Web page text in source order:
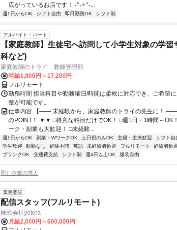
広がっているお店です！ ˖°˖✧°˖...
週1日からOK シフト自由 即日勤務OK シフト制
アルバイト・パート
【家庭教師】生徒宅へ訪問して小学生対象の学
科など)
家庭教師のトライ 教師管理部
時給1,800円～17,200円
フルリモート
勤務時間 担当科目や勤務曜日/時間は柔軟に対応でき、ご希望
整が可能です。
仕事内容 【―― 未経験から、家庭教師のトライの先生に！
のPOINT！ ▼▼ □得意な科目だけでOK！ □週1日・1時間～OK
ーク・副業も大歓迎！ □未経験...
週1日からOK 副業・WワークOK 土日祝のみOK 主婦・主夫歓迎 シフト自
学生歓迎
転勤なし 経験不問 英語 未経験者歓迎 フルリモート 経験者歓
ブランクOK
交通費支給 シフト制 週4日以上OK 服装自由
同じ企業の求人
業務委託
配信スタッフ(フルリモート)
株式会社yetera
月給2,000円～600,000円